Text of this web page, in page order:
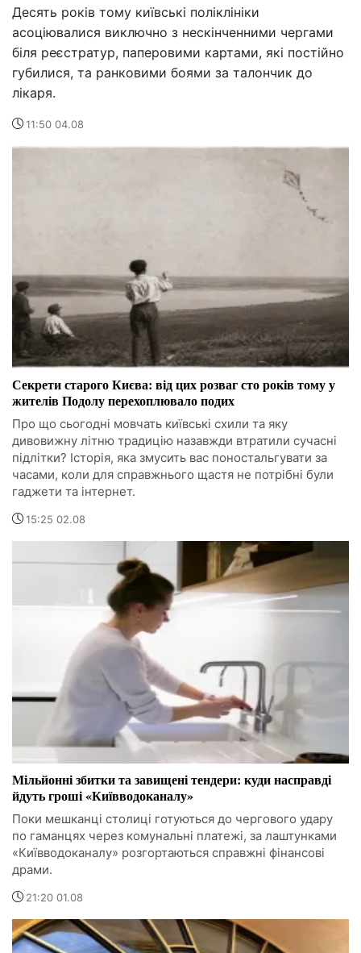
Десять років тому київські поліклініки
асоціювалися виключно з нескінченними чергами
біля реєстратур, паперовими картами, які постійно
губилися, та ранковими боями за талончик до
лікаря.
11:50 04.08
Секрети старого Києва: від цих розваг сто років тому у
жителів Подолу перехоплювало подих
Про що сьогодні мовчать київські схили та яку
дивовижну літню традицію назавжди втратили сучасні
підлітки? Історія, яка змусить вас поностальгувати за
часами, коли для справжнього щастя не потрібні були
гаджети та інтернет.
15:25 02.08
Мільйонні збитки та завищені тендери: куди насправді
йдуть гроші «Київводоканалу»
Поки мешканці столиці готуються до чергового удару
по гаманцях через комунальні платежі, за лаштунками
«Київводоканалу» розгортаються справжні фінансові
драми.
21:20 01.08